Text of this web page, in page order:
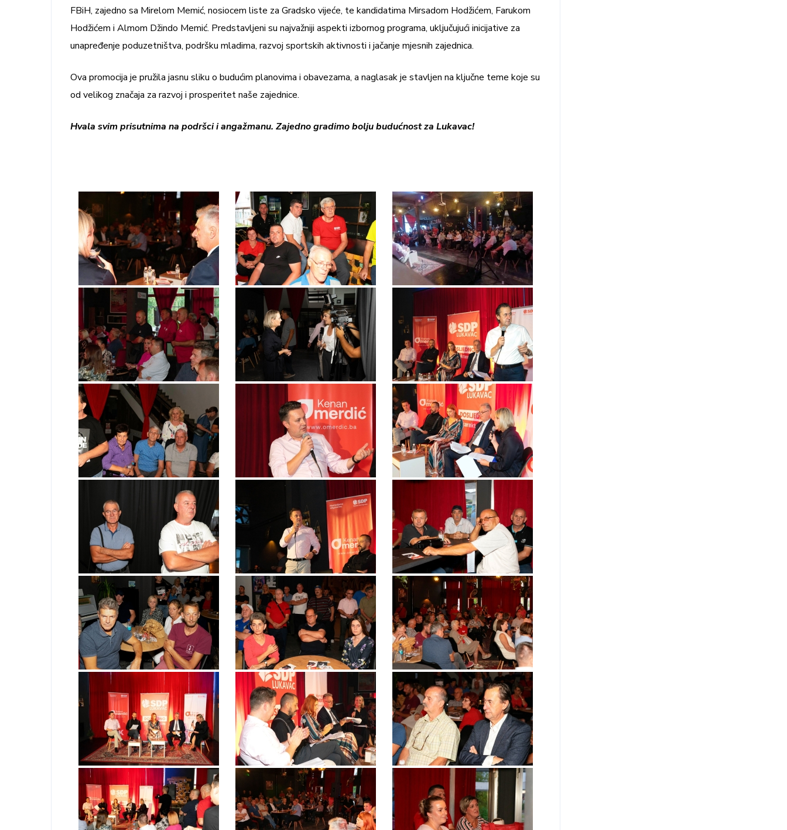
FBiH, zajedno sa Mirelom Memić, nosiocem liste za Gradsko vijeće, te kandidatima Mirsadom Hodžićem, Farukom
Hodžićem i Almom Džindo Memić. Predstavljeni su najvažniji aspekti izbornog programa, uključujući inicijative za
unapređenje poduzetništva, podršku mladima, razvoj sportskih aktivnosti i jačanje mjesnih zajednica.
Ova promocija je pružila jasnu sliku o budućim planovima i obavezama, a naglasak je stavljen na ključne teme koje su
od velikog značaja za razvoj i prosperitet naše zajednice.
Hvala svim prisutnima na podršci i angažmanu. Zajedno gradimo bolju budućnost za Lukavac!